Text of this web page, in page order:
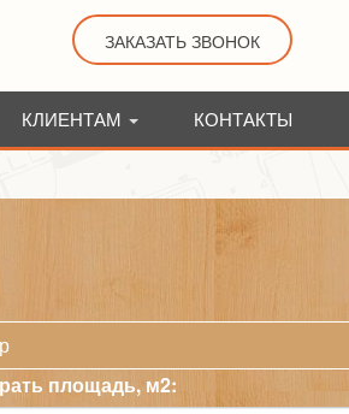
ЗАКАЗАТЬ ЗВОНОК
КЛИЕНТАМ КОНТАКТЫ
площадь, м2: